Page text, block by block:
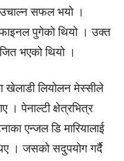
उचाल्न सफल भयो ।
पुगेको थियो । उक्त
भएको थियो ।
खेलाडी लियोलन मेस्सीले
। पेनाल्टी क्षेत्रभित्र
एन्जल डि मारियालाई
। जसको सदुपयोग गर्दै